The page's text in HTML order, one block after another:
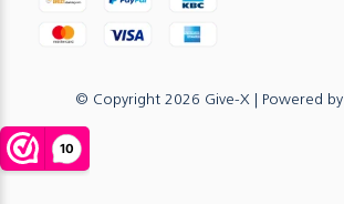
© Copyright 2026 Give-X | Powered by